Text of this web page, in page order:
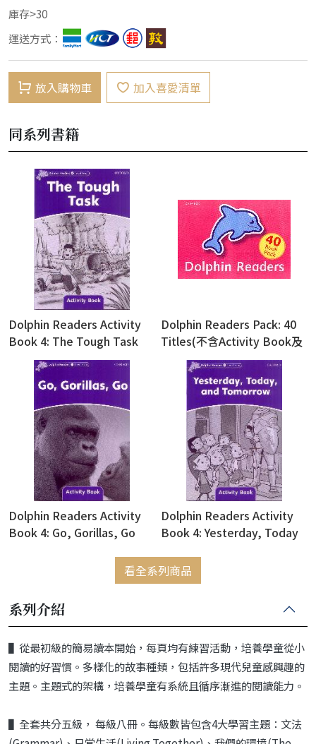
庫存>30
運送方式：
放入購物車 加入喜愛清單
同系列書籍
Dolphin Readers Activity
Book 4: The Tough Task
Dolphin Readers Pack: 40
Titles(不含Activity Book及
Dolphin Readers Activity
Book 4: Go, Gorillas, Go
Dolphin Readers Activity
Book 4: Yesterday, Today
看全系列商品
系列介紹
▌從最初級的簡易讀本開始，每頁均有練習活動，培養學童從小
閱讀的好習慣。多樣化的故事種類，包括許多現代兒童感興趣的
主題。主題式的架構，培養學童有系統且循序漸進的閱讀能力。
▌全套共分五級， 每級八冊。每級數皆包含4大學習主題：文法